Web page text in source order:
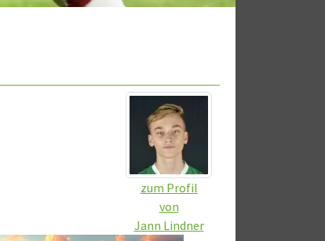
zum Profil
von
Jann Lindner